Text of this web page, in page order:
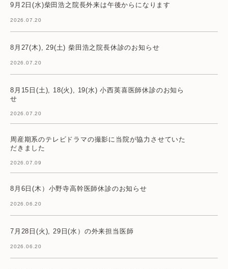
9月2日(水)柴田浩之院長外来は午後からになります
2026.07.20
8月27(木), 29(土) 柴田浩之院長休診のお知らせ
2026.07.20
8月15日(土), 18(火), 19(水) 小西英喜医師休診のお知ら
せ
2026.07.20
周産期系のテレビドラマの撮影に当院が協力させていた
だきました
2026.07.09
8月6日(木）小野寺高幹医師休診のお知らせ
2026.06.20
7月28日(火), 29日(水）の外来担当医師
2026.06.20